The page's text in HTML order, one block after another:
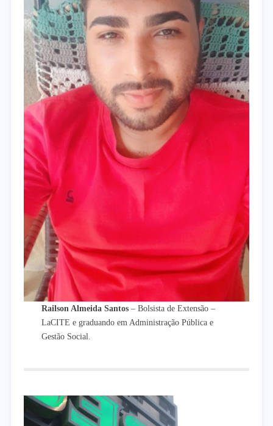
Railson Almeida Santos – Bolsista de Extensão –
LaCITE e graduando em Administração Pública e
Gestão Social.